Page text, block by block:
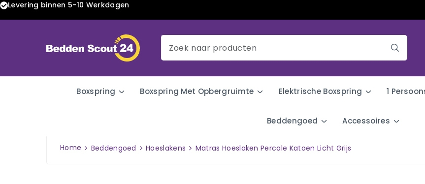
Levering binnen 5-10 Werkdagen
Boxspring Boxspring Met Opbergruimte Elektrische Boxspring 1
Beddengoed Accessoires
Home Beddengoed Hoeslakens Matras Hoeslaken Percale Katoen Licht Grijs